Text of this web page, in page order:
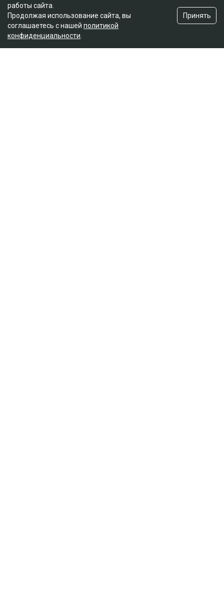
работы сайта.
Продолжая использование сайта, вы
соглашаетесь с нашей политикой
конфиденциальности
Принять